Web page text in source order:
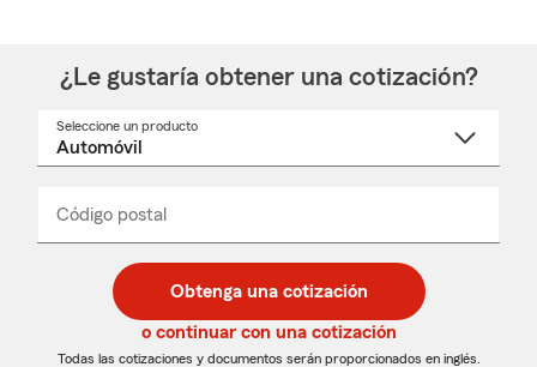
¿Le gustaría obtener una cotización?
Seleccione un producto
desplegable
Código postal
de
5
dígitos
de
5
dígitos
_____
Obtenga una cotización
o continuar con una cotización
Todas las cotizaciones y documentos serán proporcionados en inglés.